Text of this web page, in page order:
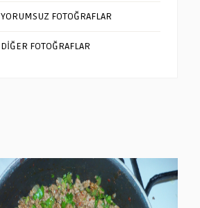
YORUMSUZ FOTOĞRAFLAR
DİĞER FOTOĞRAFLAR